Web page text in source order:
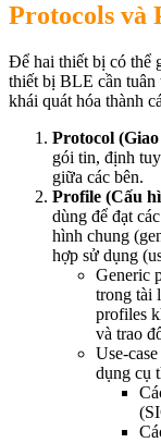
Protocols và
Để hai thiết bị có thể
thiết bị BLE cần tuân
khái quát hóa thành
Protocol
gói tin, định
giữa các bên.
Profile (Cấu
dùng để đạt
hình chung
hợp sử dụng
Generic
trong tài
profiles
và trao
Use-
dụng cụ